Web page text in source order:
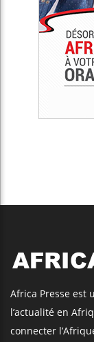
Africa Presse est
l’actualité en
connecter